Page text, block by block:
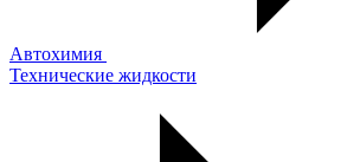
Автохимия
Технические жидкости